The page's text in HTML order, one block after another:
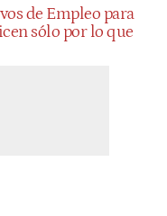
de Empleo para
sólo por lo que